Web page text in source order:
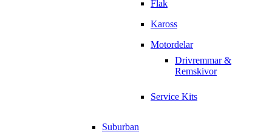
Flak
Kaross
Motordelar
Drivremmar &
Remskivor
Service Kits
Suburban